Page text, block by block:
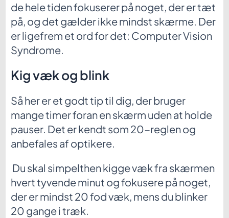
de hele tiden fokuserer på noget, der er tæt
på, og det gælder ikke mindst skærme. Der
er ligefrem et ord for det: Computer Vision
Syndrome.
Kig væk og blink
Så her er et godt tip til dig, der bruger
mange timer foran en skærm uden at holde
pauser. Det er kendt som 20-reglen og
anbefales af optikere.
Du skal simpelthen kigge væk fra skærmen
hvert tyvende minut og fokusere på noget,
der er mindst 20 fod væk, mens du blinker
20 gange i træk.